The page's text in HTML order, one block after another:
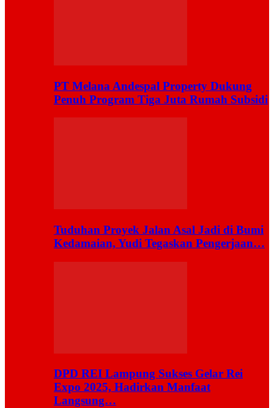
PT Melana Andespal Property Dukung
Penuh Program Tiga Juta Rumah Subsidi
Tuduhan Proyek Jalan Asal Jadi di Bumi
Kedamaian, Yudi Tegaskan Pengerjaan…
DPD REI Lampung Sukses Gelar Rei
Expo 2025, Hadirkan Manfaat
Langsung…